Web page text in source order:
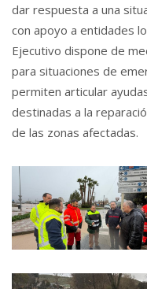
dar respuesta a una
con apoyo a entidades
Ejecutivo dispone de
para situaciones de
permiten articular
destinadas a la
de las zonas afectadas.